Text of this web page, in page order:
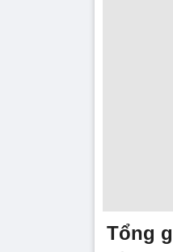
Tổng